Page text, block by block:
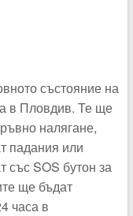
състояние на
в Пловдив. Те ще
налягане,
падания или
със SOS бутон за
ще бъдат
часа в